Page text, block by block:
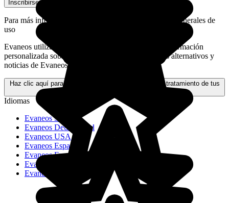
Inscribirse a la newsletter
Para más información,
consulta nuestras condiciones generales de
uso
Evaneos utiliza tus datos personales para enviarte información
personalizada sobre tus proyectos de viaje, destinos alternativos y
noticias de Evaneos.
Haz clic aquí para obtener más información sobre el tratamiento de tus
Idiomas
Evaneos Schweiz
Evaneos Deutschland
Evaneos USA
Evaneos España
Evaneos France
Evaneos Italia
Evaneos Nederland